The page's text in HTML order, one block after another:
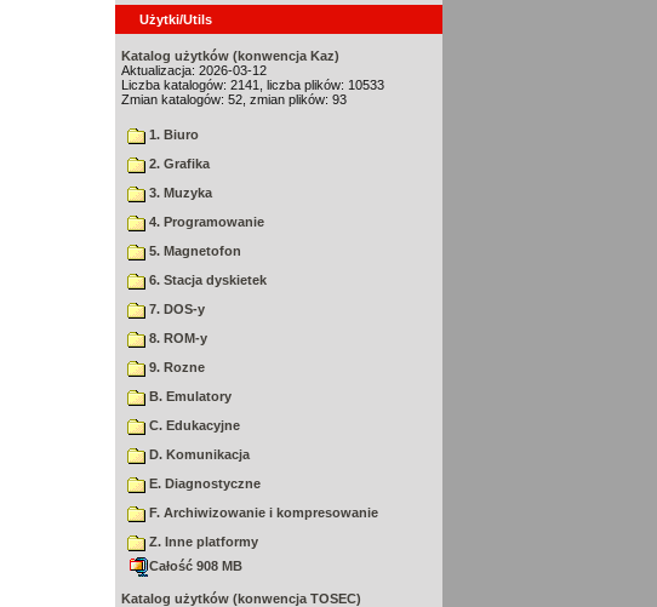
Użytki/Utils
Katalog użytków (konwencja Kaz)
Aktualizacja: 2026-03-12
Liczba katalogów: 2141, liczba plików: 10533
Zmian katalogów: 52, zmian plików: 93
1. Biuro
2. Grafika
3. Muzyka
4. Programowanie
5. Magnetofon
6. Stacja dyskietek
7. DOS-y
8. ROM-y
9. Rozne
B. Emulatory
C. Edukacyjne
D. Komunikacja
E. Diagnostyczne
F. Archiwizowanie i kompresowanie
Z. Inne platformy
Całość 908 MB
Katalog użytków (konwencja TOSEC)